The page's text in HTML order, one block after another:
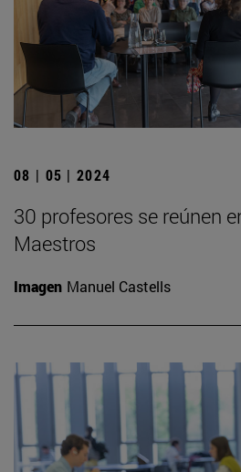
08 | 05 | 2024
30 profesores se reúnen
Maestros
Imagen Manuel Castells